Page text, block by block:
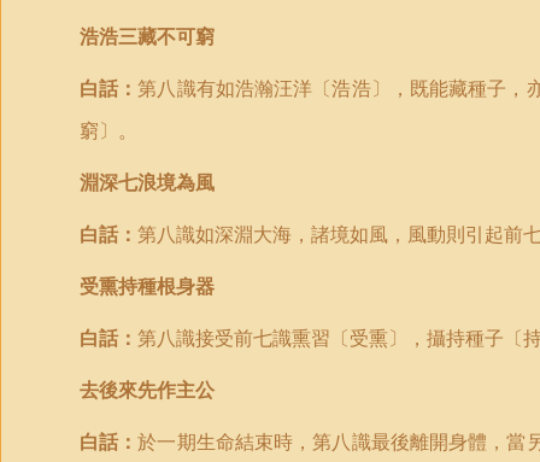
浩浩三藏不可窮
白話：第八識有如浩瀚汪洋〔浩浩〕，既能藏種子
窮〕。
淵深七浪境為風
白話： 第八識如深淵大海，諸境如風，風動則引起前
受熏持種根身器
白話： 第八識接受前七識熏習〔受熏〕，攝持種子〔
去後來先作主公
白話：於一期生命結束時，第八識最後離開身體，